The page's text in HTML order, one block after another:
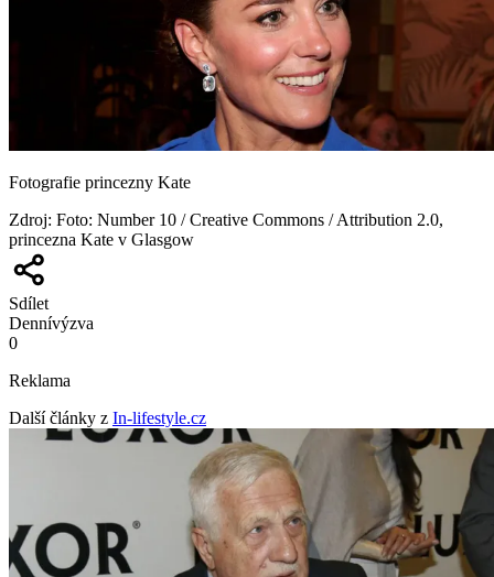
Fotografie princezny Kate
Zdroj: Foto: Number 10 / Creative Commons / Attribution 2.0,
princezna Kate v Glasgow
Sdílet
Dennívýzva
0
Reklama
Další články z In-lifestyle.cz